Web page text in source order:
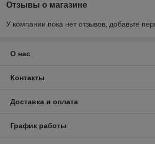
Отзывы о магазине
У компании пока нет отзывов, добавьте
О нас
Контакты
Доставка и оплата
График работы